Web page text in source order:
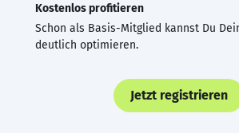
Kostenlos profitieren
Schon als Basis-Mitglied kannst Du
deutlich optimieren.
Jetzt registrieren